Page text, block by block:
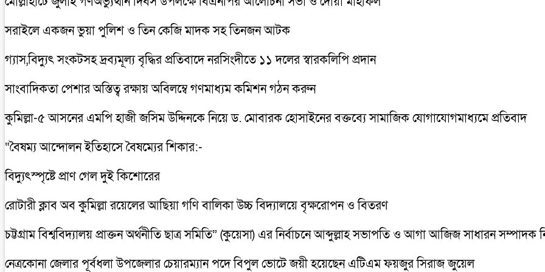
সরাইলে একজন ভুয়া পুলিশ ও তিন কেজি মাদক সহ তিনজন আটক
গ্যাস,বিদ্যুৎ সংকটসহ দ্রব্যমূল্য বৃদ্ধির প্রতিবাদে নরসিংদীতে ১১ দলের স্বারকলিপি প্রদান
সাংবাদিকতা পেশার অস্তিত্ব রক্ষায় অবিলম্বে গণমাধ্যম কমিশন গঠন করুন
কুমিল্লা-৫ আসনের এমপি হাজী জসিম উদ্দিনকে নিয়ে ড. মোবারক হোসাইনের বক্তব্যে সামাজিক যোগাযোগমাধ্যমে প্রতিবাদ
“বৈষম্য আন্দোলন ইতিহাসে বৈষম্যের শিকার:-
বিদ্যুৎস্পৃষ্টে প্রাণ গেল দুই কিশোরের
রোটারী ক্লাব অব কুমিল্লা রয়েলের আছিয়া গণি বালিকা উচ্চ বিদ্যালয়ে বৃক্ষরোপন ও বিতরণ
চট্টগ্রাম বিশ্ববিদ্যালয় প্রাক্তন অর্থনীতি ছাত্র সমিতি” (কুয়েসা) এর নির্বাচনে আব্দুল্লাহ সভাপতি ও আগা আজিজ সাধারন সম্পাদক
নেত্রকোনা জেলার পূর্বধলা উপজেলার চেয়ারম্যান পদে বিপুল ভোটে জয়ী হয়েছেন এটিএম ফয়জুর সিরাজ জুয়েল